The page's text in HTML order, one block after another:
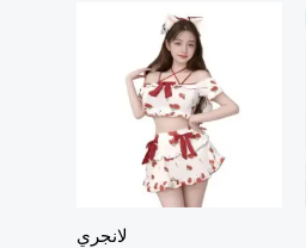
لانجري